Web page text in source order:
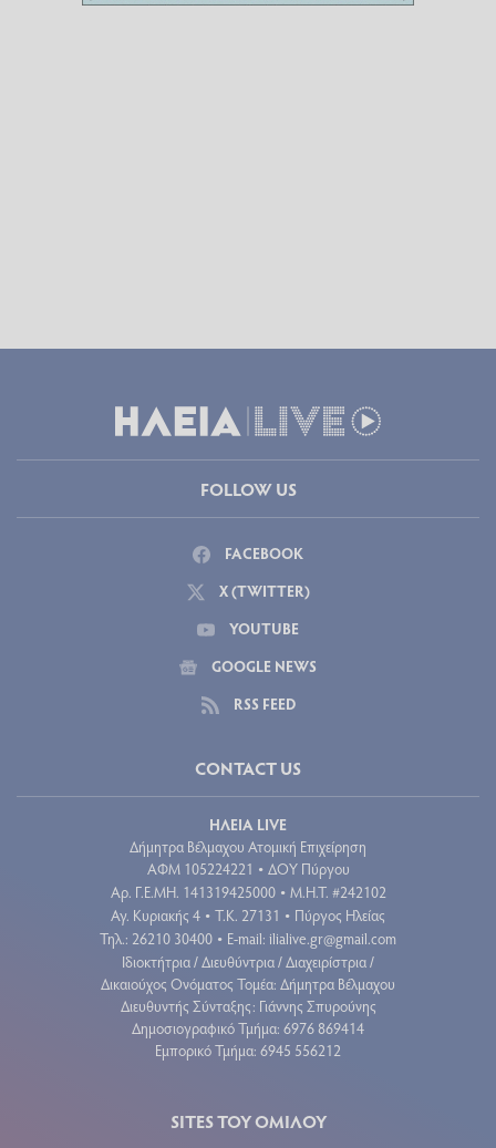
FOLLOW US
FACEBOOK
X (TWITTER)
YOUTUBE
GOOGLE NEWS
RSS FEED
CONTACT US
ΗΛΕΙΑ LIVE
Δήμητρα Βέλμαχου Ατομική Επιχείρηση
ΑΦΜ 105224221 • ΔΟΥ Πύργου
Aρ. Γ.Ε.ΜΗ. 141319425000 • Μ.Η.Τ. #242102
Αγ. Κυριακής 4 • Τ.Κ. 27131 • Πύργος Ηλείας
Τηλ.: 26210 30400 • E-mail: ilialive.gr@gmail.com
Ιδιοκτήτρια / Διευθύντρια / Διαχειρίστρια /
Δικαιούχος Ονόματος Τομέα: Δήμητρα Βέλμαχου
Διευθυντής Σύνταξης: Γιάννης Σπυρούνης
Δημοσιογραφικό Τμήμα: 6976 869414
Εμπορικό Τμήμα: 6945 556212
SITES ΤΟΥ ΟΜΙΛΟΥ